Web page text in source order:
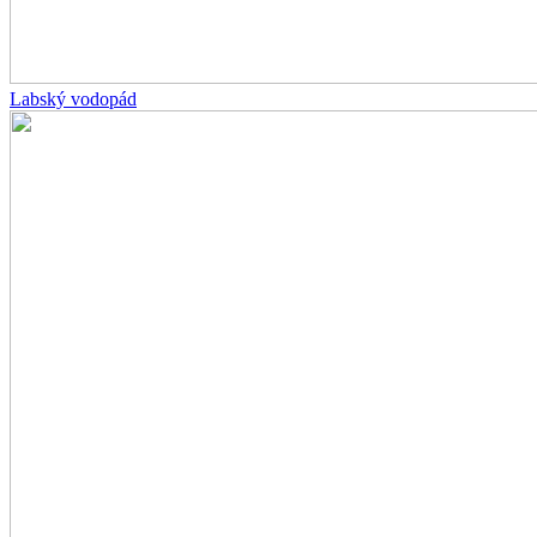
Labský vodopád